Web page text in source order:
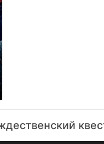
ушёл, чтобы
одной карты,
на карте. Это
А Рождество
сердце бьётся